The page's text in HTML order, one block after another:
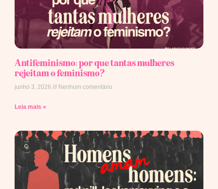
Antifeminismo: por que tantas mulheres
rejeitam o feminismo?
junho 3, 2026 Nenhum comentário
Leia mais »